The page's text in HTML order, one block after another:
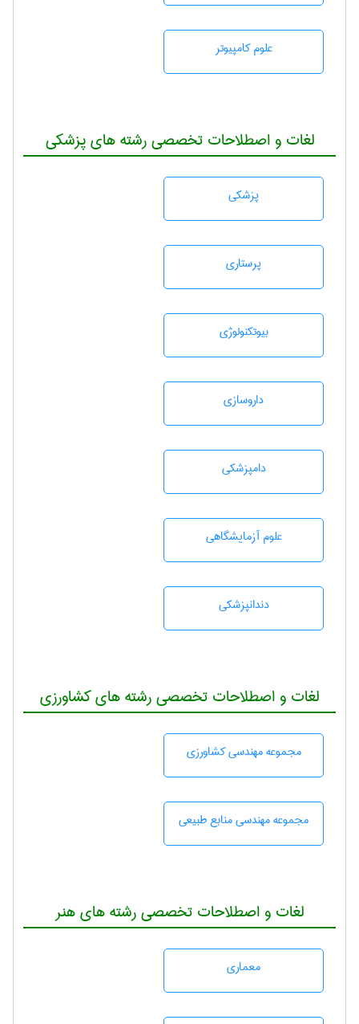
علوم کامپیوتر
لغات و اصطلاحات تخصصی رشته های پزشکی
پزشكی
پرستاری
بيوتكنولوژی
داروسازی
دامپزشكی
علوم آزمايشگاهی
دندانپزشكی
لغات و اصطلاحات تخصصی رشته های کشاورزی
مجموعه مهندسی كشاورزی
مجموعه مهندسی منابع طبيعی
لغات و اصطلاحات تخصصی رشته های هنر
معماری